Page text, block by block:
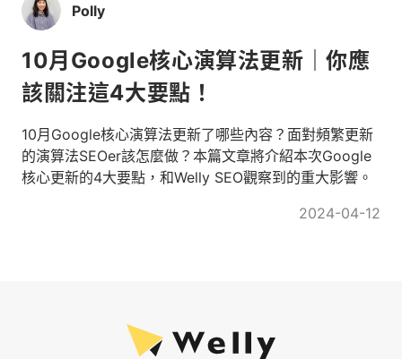
Polly
10月Google核心演算法更新｜你應
該關注這4大要點！
10月Google核心演算法更新了哪些內容？面對頻繁更新
的演算法SEOer該怎麼做？本篇文章將介紹本次Google
核心更新的4大要點，和Welly SEO觀察到的重大影響。
2024-04-12